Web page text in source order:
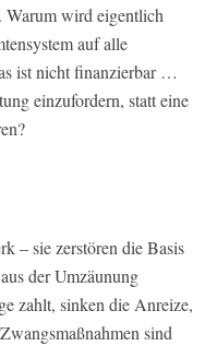
Warum wird eigentlich
auf alle
ist nicht finanzierbar …
einzufordern, statt eine
– sie zerstören die Basis
der Umzäunung
zahlt, sinken die Anreize,
sind